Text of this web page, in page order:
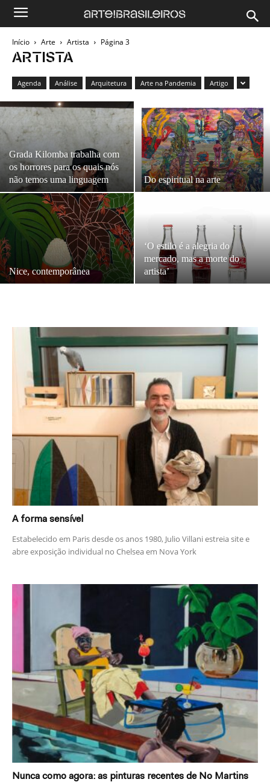
Início Arte Artista Página 3
ARTISTA
Agenda Análise Arquitetura Arte na Pandemia Artigo
Grada Kilomba trabalha com
os horrores para os quais nós
não temos uma linguagem
Do espiritual na arte
Nice, contemporânea
‘O estilo é a alegria do
mercado, mas a morte do
artista’
A forma sensível
Estabelecido em Paris desde os anos 1980, Julio Villani estreia site e
abre exposição individual no Chelsea em Nova York
Nunca como agora: as pinturas recentes de No Martins